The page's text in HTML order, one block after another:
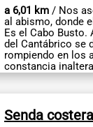
a 6,01 km / Nos
al abismo, donde
Es el Cabo Busto.
del Cantábrico se
rompiendo en los
constancia
Senda